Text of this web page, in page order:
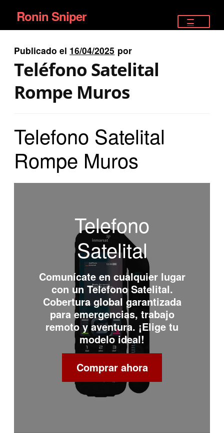
Ir
a
la
navegación
Ir
al
contenido
Ronin Sniper
EQUIPAMIENTO ÉLITE
SATELITALES
Publicado el 16/04/2025 por
Teléfono Satelital
Rompe Muros
Telefono Satelital
Rompe Muros
Telefono
Satelital
Comunícate en cualquier lugar
con un Telefono Satelital.
Cobertura global garantizada
para emergencias, trabajo
remoto y aventura. ¡Elige tu
modelo ideal!
Comprar ahora